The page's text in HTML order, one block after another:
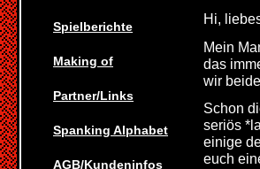
Spielberichte
Making of
Partner/Links
Spanking Alphabet
AGB/Kundeninfos
Hi,
Mein
das
wir
Schon
seriös
einige
euch